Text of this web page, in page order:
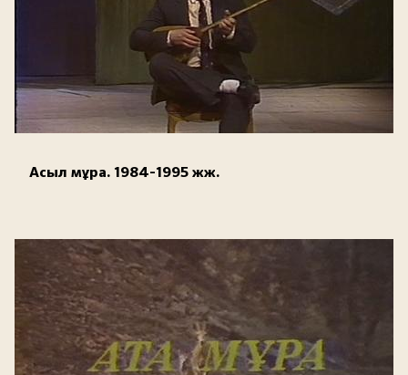
Асыл мұра. 1984-1995 жж.